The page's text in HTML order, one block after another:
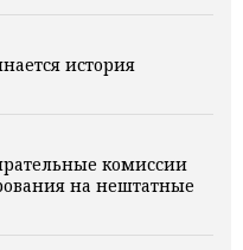
история
комиссии
на нештатные